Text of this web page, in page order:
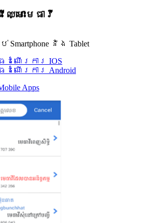
ះមេធាវី
និង Tablet
ើរការ IOS
ើរការ Android
Apps